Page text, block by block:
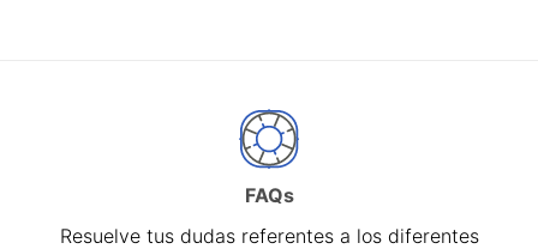
FAQs
Resuelve tus dudas referentes a los diferentes